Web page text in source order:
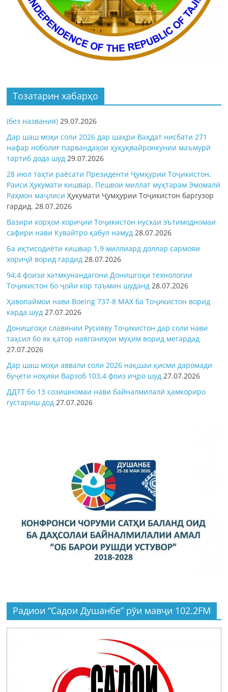
Тозатарин хабарҳо
(без названия) 29.07.2026
Дар шаш моҳи соли 2026 дар шаҳри Ваҳдат нисбати 271
нафар ноболиғ парвандаҳои ҳуқуқвайронкунии маъмурӣ
тартиб дода шуд 29.07.2026
28 июл таҳти раёсати Президенти Ҷумҳурии Тоҷикистон,
Раиси Ҳукумати кишвар, Пешвои миллат муҳтарам Эмомалӣ
Раҳмон маҷлисиҲукумати Ҷумҳурии Тоҷикистон баргузор
гардид.28.07.2026
Вазири корҳои хориҷии Тоҷикистон нусхаи эътимодномаи
сафири нави Кувайтро қабул намуд 28.07.2026
Ба иқтисодиёти кишвар 1,9 миллиард доллар сармояи
хориҷӣ ворид гардид 28.07.2026
94,4 фоизи хатмкунандагони Донишгоҳи технологии
Тоҷикистон бо ҷойи кор таъмин шуданд 28.07.2026
Ҳавопаймои нави Boeing 737-8 MAX ба Тоҷикистон ворид
карда шуд 27.07.2026
Донишгоҳи славянии Русияву Тоҷикистон дар соли нави
таҳсил бо як қатор навгониҳои муҳим ворид мегардад
27.07.2026
Дар шаш моҳи аввали соли 2026 нақшаи қисми даромади
буҷети ноҳияи Варзоб 103,4 фоиз иҷро шуд 27.07.2026
ДДТТ бо 13 созишномаи нави байналмилалӣ ҳамкориро
густариш дод 27.07.2026
Радиои “Садои Душанбе” рӯи мавҷи 102.2FM